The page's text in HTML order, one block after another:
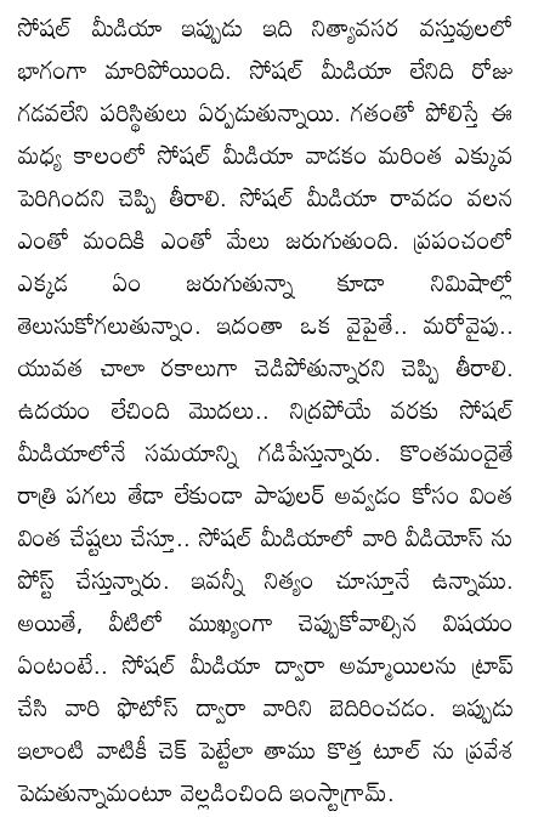
సోషల్ మీడియా ఇప్పుడు ఇది నిత్యావసర వస్తువులలో
భాగంగా మారిపోయింది. సోషల్ మీడియా లేనిది రోజు
గడవలేని పరిస్థితులు ఏర్పడుతున్నాయి. గతంతో పోలిస్తే ఈ
మధ్య కాలంలో సోషల్ మీడియా వాడకం మరింత ఎక్కువ
పెరిగిందని చెప్పి తీరాలి. సోషల్ మీడియా రావడం వలన
ఎంతో మందికి ఎంతో మేలు జరుగుతుంది. ప్రపంచంలో
ఎక్కడ ఏం జరుగుతున్నా కూడా నిమిషాల్లో
తెలుసుకోగలుతున్నాం. ఇదంతా ఒక వైపైతే.. మరోవైపు..
యువత చాలా రకాలుగా చెడిపోతున్నారని చెప్పి తీరాలి.
ఉదయం లేచింది మొదలు.. నిద్రపోయే వరకు సోషల్
మీడియాలోనే సమయాన్ని గడిపేస్తున్నారు. కొంతమందైతే
రాత్రి పగలు తేడా లేకుండా పాపులర్ అవ్వడం కోసం వింత
వింత చేష్టలు చేస్తూ.. సోషల్ మీడియాలో వారి వీడియోస్ ను
పోస్ట్ చేస్తున్నారు. ఇవన్నీ నిత్యం చూస్తూనే ఉన్నాము.
అయితే, వీటిలో ముఖ్యంగా చెప్పుకోవాల్సిన విషయం
ఏంటంటే.. సోషల్ మీడియా ద్వారా అమ్మాయిలను ట్రాప్
చేసి వారి ఫొటోస్ ద్వారా వారిని బెదిరించడం. ఇప్పుడు
ఇలాంటి వాటికీ చెక్ పెట్టేలా తాము కొత్త టూల్ ను ప్రవేశ
పెడుతున్నామంటూ వెల్లడించింది ఇంస్టాగ్రామ్.